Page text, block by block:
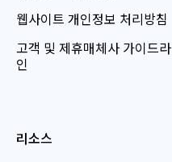
웹사이트 개인정보 처리방침
고객 및 제휴매체사 가이드라
인
리소스